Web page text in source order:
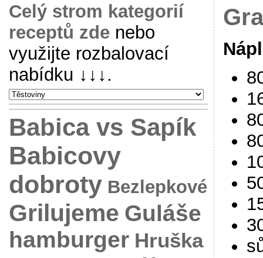
Celý strom kategorií
receptů zde nebo
využijte rozbalovací
nabídku ↓↓↓.
Babica vs Sapík
Babicovy
dobroty Bezlepkové
Grilujeme Guláše
hamburger Hruška